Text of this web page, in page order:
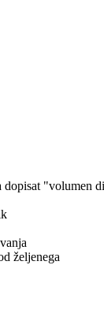
dopisat "volumen
željenega